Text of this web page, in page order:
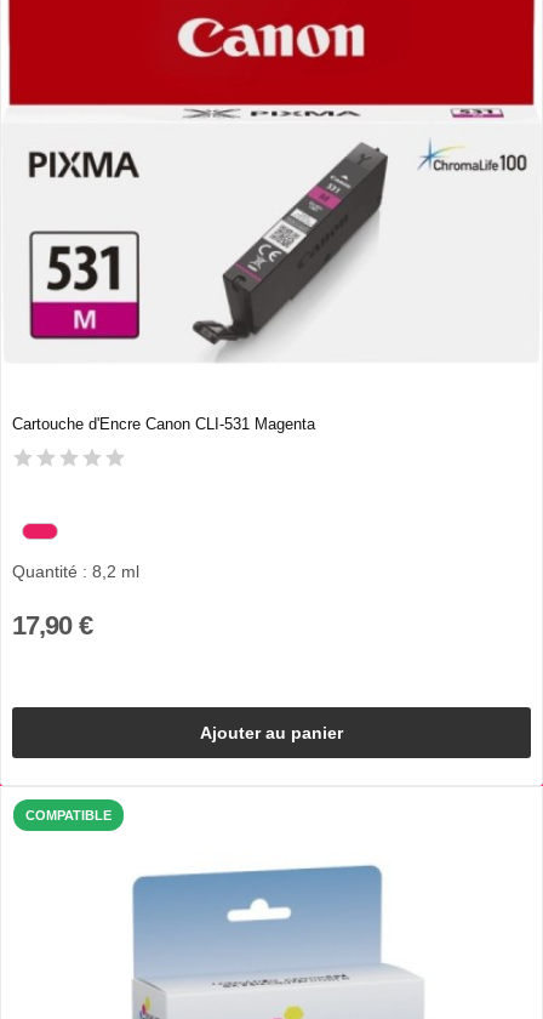
Cartouche d'Encre Canon CLI-531 Magenta
Quantité : 8,2 ml
17,90 €
Ajouter au panier
COMPATIBLE